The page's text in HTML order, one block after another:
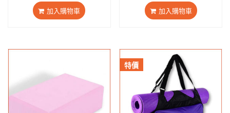
價
格：
加入購物車
價
格：
加入購物車
特價